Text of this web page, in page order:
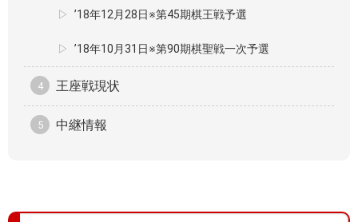
’18年12月28日※第45期棋王戦予選
’18年10月31日※第90期棋聖戦一次予選
王座戦現状
中継情報